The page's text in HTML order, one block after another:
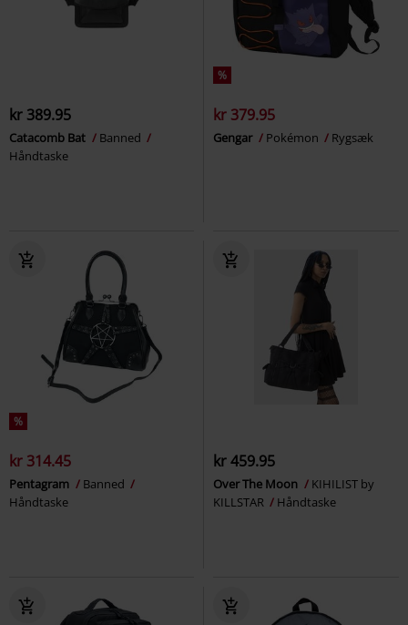
kr 389.95
Catacomb Bat
Banned
Håndtaske
%
kr 379.95
Gengar Pokémon Rygsæk
%
kr 314.45
Pentagram
Banned
Håndtaske
kr 459.95
Over The Moon
KIHILIST by
KILLSTAR
Håndtaske